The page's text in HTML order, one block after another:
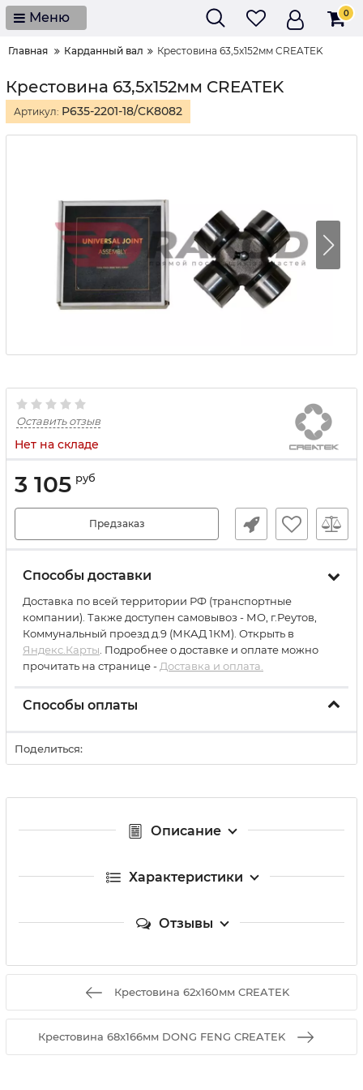
Меню 0
Главная Карданный вал Крестовина 63,5x152мм CREATEK
Крестовина 63,5x152мм CREATEK
Артикул: P635-2201-18/CK8082
Оставить отзыв
Нет на складе
3 105 руб
Предзаказ
Способы доставки
Доставка по всей территории РФ (транспортные
компании). Также доступен самовывоз - МО, г.Реутов,
Коммунальный проезд д.9 (МКАД 1КМ). Открыть в
Яндекс.Карты . Подробнее о доставке и оплате можно
прочитать на странице - Доставка и оплата.
Способы оплаты
Поделиться:
Описание
Характеристики
Отзывы
Крестовина 62x160мм CREATEK
Крестовина 68x166мм DONG FENG CREATEK